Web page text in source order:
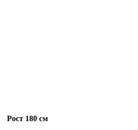
Рост 180 см